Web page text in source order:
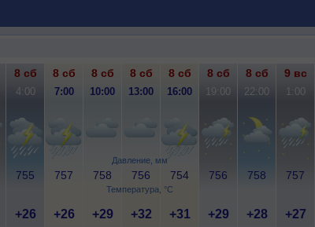
Давление, мм
Температура, °C
8 сб 8 сб 8 сб 8 сб 8 сб 8 сб 8 сб 9 вс
4:00 7:00 10:00 13:00 16:00 19:00 22:00 1:00
755 757 758 756 754 756 758 757
+26 +26 +29 +32 +31 +29 +28 +27